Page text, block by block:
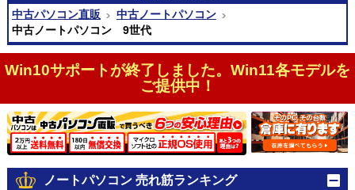
中古パソコン直販
中古ノートパソコン
中古ノートパソコン 9世代
Win10サポートが終了しました。Win11各モデルを
ご提供中！
ノートパソコン 売れ筋ランキング